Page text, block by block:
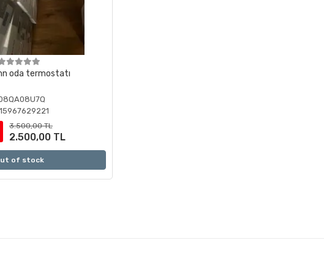
oda termostatı
3.500,00 TL
2.500,00 TL
of stock